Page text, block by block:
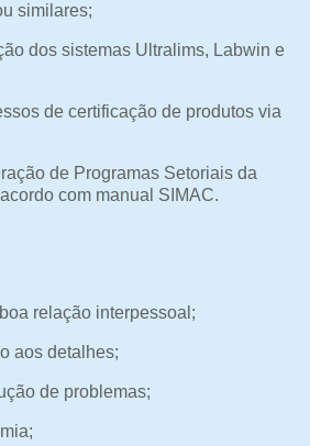
similares;
dos sistemas Ultralims, Labwin e
de certificação de produtos via
de Programas Setoriais da
com manual SIMAC.
relação interpessoal;
aos detalhes;
de problemas;